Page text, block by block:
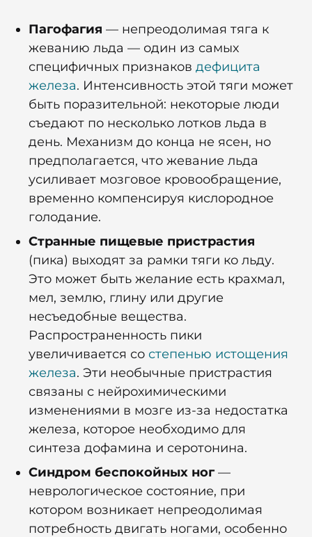
Пагофагия — непреодолимая тяга к
жеванию льда — один из самых
специфичных признаков дефицита
железа. Интенсивность этой тяги может
быть поразительной: некоторые люди
съедают по несколько лотков льда в
день. Механизм до конца не ясен, но
предполагается, что жевание льда
усиливает мозговое кровообращение,
временно компенсируя кислородное
голодание.
Странные пищевые пристрастия
(пика) выходят за рамки тяги ко льду.
Это может быть желание есть крахмал,
мел, землю, глину или другие
несъедобные вещества.
Распространенность пики
увеличивается со степенью истощения
железа. Эти необычные пристрастия
связаны с нейрохимическими
изменениями в мозге из-за недостатка
железа, которое необходимо для
синтеза дофамина и серотонина.
Синдром беспокойных ног—
неврологическое состояние, при
котором возникает непреодолимая
потребность двигать ногами, особенно